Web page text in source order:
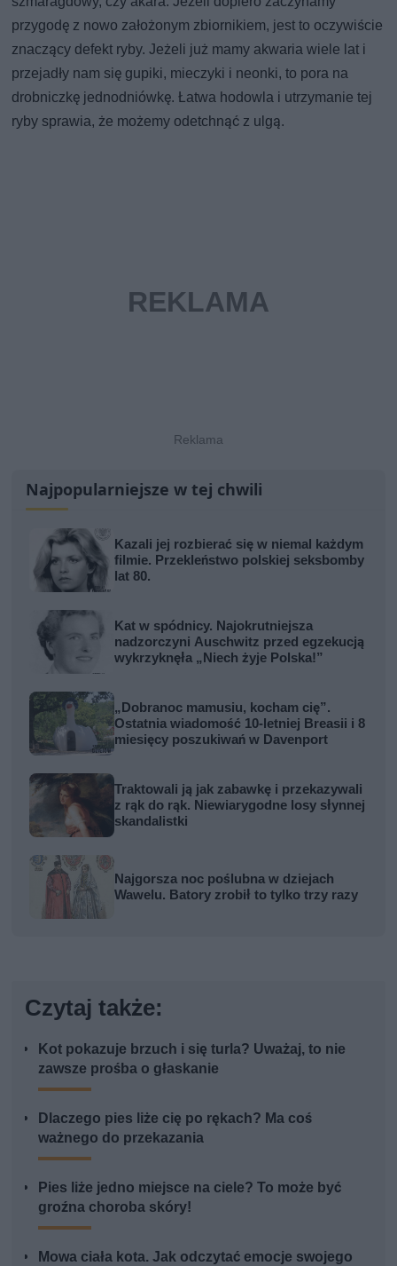
przygodę z nowo założonym zbiornikiem, jest to oczywiście
znaczący defekt ryby. Jeżeli już mamy akwaria wiele lat i
przejadły nam się gupiki, mieczyki i neonki, to pora na
drobniczkę jednodniówkę. Łatwa hodowla i utrzymanie tej
ryby sprawia, że możemy odetchnąć z ulgą.
Najpopularniejsze w tej chwili
Kazali jej rozbierać się w niemal każdym
filmie. Przekleństwo polskiej seksbomby
lat 80.
Kat w spódnicy. Najokrutniejsza
nadzorczyni Auschwitz przed egzekucją
wykrzyknęła „Niech żyje Polska!”
„Dobranoc mamusiu, kocham cię”.
Ostatnia wiadomość 10-letniej Breasii i 8
miesięcy poszukiwań w Davenport
Traktowali ją jak zabawkę i przekazywali
z rąk do rąk. Niewiarygodne losy słynnej
skandalistki
Najgorsza noc poślubna w dziejach
Wawelu. Batory zrobił to tylko trzy razy
Czytaj także:
Kot pokazuje brzuch i się turla? Uważaj, to nie
zawsze prośba o głaskanie
Dlaczego pies liże cię po rękach? Ma coś
ważnego do przekazania
Pies liże jedno miejsce na ciele? To może być
groźna choroba skóry!
Mowa ciała kota. Jak odczytać emocje swojego